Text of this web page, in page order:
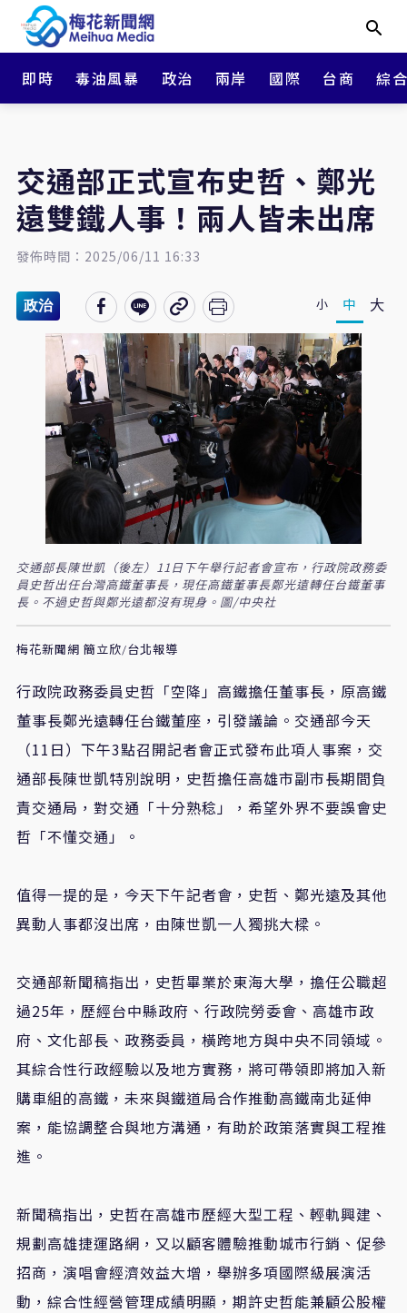
即時 毒油風暴 政治 兩岸 國際 台商 綜
交通部正式宣布史哲、鄭光
遠雙鐵人事！兩人皆未出席
發佈時間：2025/06/11 16:33
政治 小 中 大
交通部長陳世凱（後左）11日下午舉行記者會宣布，行政院政務委
員史哲出任台灣高鐵董事長，現任高鐵董事長鄭光遠轉任台鐵董事
長。不過史哲與鄭光遠都沒有現身。圖/中央社
梅花新聞網 簡立欣/台北報導
行政院政務委員史哲「空降」高鐵擔任董事長，原高鐵
董事長鄭光遠轉任台鐵董座，引發議論。交通部今天
（11日）下午3點召開記者會正式發布此項人事案，交
通部長陳世凱特別說明，史哲擔任高雄市副市長期間負
責交通局，對交通「十分熟稔」，希望外界不要誤會史
哲「不懂交通」。
值得一提的是，今天下午記者會，史哲、鄭光遠及其他
異動人事都沒出席，由陳世凱一人獨挑大樑。
交通部新聞稿指出，史哲畢業於東海大學，擔任公職超
過25年，歷經台中縣政府、行政院勞委會、高雄市政
府、文化部長、政務委員，橫跨地方與中央不同領域。
其綜合性行政經驗以及地方實務，將可帶領即將加入新
購車組的高鐵，未來與鐵道局合作推動高鐵南北延伸
案，能協調整合與地方溝通，有助於政策落實與工程推
進。
新聞稿指出，史哲在高雄市歷經大型工程、輕軌興建、
規劃高雄捷運路網，又以顧客體驗推動城市行銷、促參
招商，演唱會經濟效益大增，舉辦多項國際級展演活
動，綜合性經營管理成績明顯，期許史哲能兼顧公股權